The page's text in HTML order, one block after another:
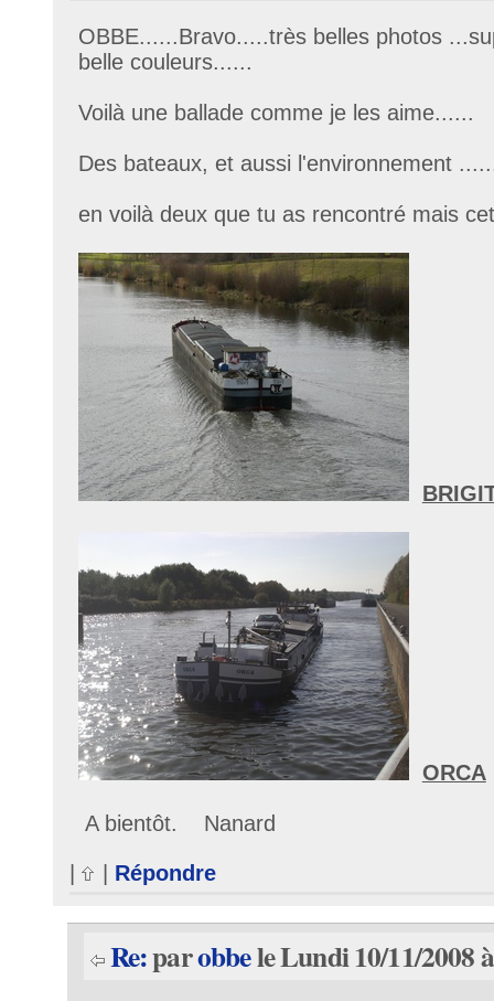
OBBE......Bravo.....très belles photos
belle couleurs......
Voilà une ballade comme je les aime......
Des bateaux, et aussi l'environnement
en voilà deux que tu as rencontré mais
ORCA
A bientôt. Nanard
Répondre
Re:parobbele Lundi 10/11/2008